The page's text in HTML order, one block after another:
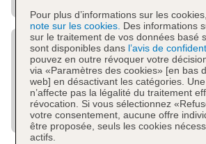
Pour plus d’informations sur les
note sur les cookies. Des informations
sur le traitement de vos données basé
sont disponibles dans l’avis de
pouvez en outre révoquer votre
via «Paramètres des cookies» [en bas
web] en désactivant les catégories.
n’affecte pas la légalité du traitement
révocation. Si vous sélectionnez
votre consentement, aucune offre
être proposée, seuls les cookies
actifs.